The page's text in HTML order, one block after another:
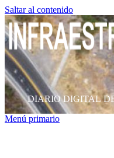
Saltar al contenido
DIARIO DIGITAL
Menú primario